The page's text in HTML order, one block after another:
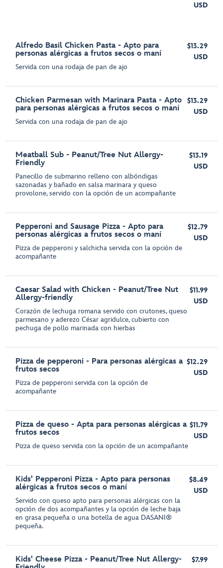
USD
Alfredo Basil Chicken Pasta - Apto para
personas alérgicas a frutos secos o maní
Servida con una rodaja de pan de ajo
$13.29
USD
Chicken Parmesan with Marinara Pasta - Apto
para personas alérgicas a frutos secos o maní
Servida con una rodaja de pan de ajo
$13.29
USD
Meatball Sub - Peanut/Tree Nut Allergy-
Friendly
Panecillo de submarino relleno con albóndigas
sazonadas y bañado en salsa marinara y queso
provolone, servido con la opción de un acompañante
$13.19
USD
Pepperoni and Sausage Pizza - Apto para
personas alérgicas a frutos secos o maní
Pizza de pepperoni y salchicha servida con la opción de
acompañante
$12.79
USD
Caesar Salad with Chicken - Peanut/Tree Nut
Allergy-friendly
Corazón de lechuga romana servido con crutones, queso
parmesano y aderezo César agridulce, cubierto con
pechuga de pollo marinada con hierbas
$11.99
USD
Pizza de pepperoni - Para personas alérgicas a
frutos secos
Pizza de pepperoni servida con la opción de
acompañante
$12.29
USD
Pizza de queso - Apta para personas alérgicas a
frutos secos
Pizza de queso servida con la opción de un acompañante
$11.79
USD
Kids' Pepperoni Pizza - Apto para personas
alérgicas a frutos secos o maní
Servido con queso apto para personas alérgicas con la
opción de dos acompañantes y la opción de leche baja
en grasa pequeña o una botella de agua DASANI®
pequeña.
$8.49
USD
Kids' Cheese Pizza - Peanut/Tree Nut Allergy-
$7.99